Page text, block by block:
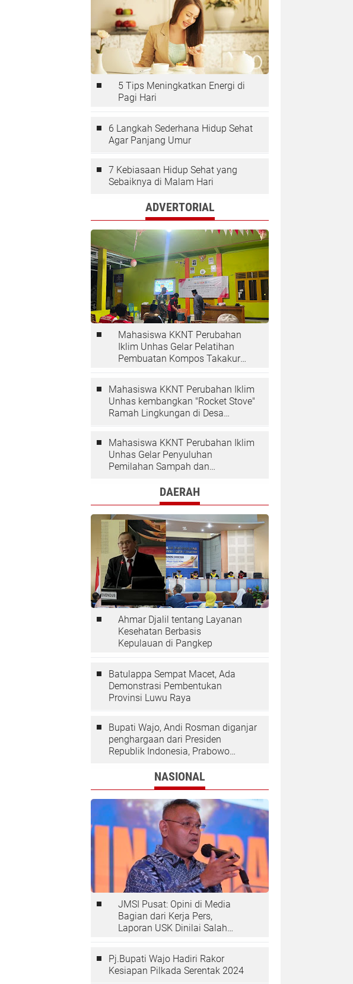
5 Tips Meningkatkan Energi di
Pagi Hari
6 Langkah Sederhana Hidup Sehat
Agar Panjang Umur
7 Kebiasaan Hidup Sehat yang
Sebaiknya di Malam Hari
ADVERTORIAL
Mahasiswa KKNT Perubahan
Iklim Unhas Gelar Pelatihan
Pembuatan Kompos Takakura
Mahasiswa KKNT Perubahan Iklim
Unhas kembangkan "Rocket Stove"
Ramah Lingkungan di Desa
Mahasiswa KKNT Perubahan Iklim
Unhas Gelar Penyuluhan
Pemilahan Sampah dan
Desa KalolingDAERAH
Ahmar Djalil tentang Layanan
Kesehatan Berbasis
Kepulauan di Pangkep
Batulappa Sempat Macet, Ada
Demonstrasi Pembentukan
Provinsi Luwu Raya
Bupati Wajo, Andi Rosman diganjar
penghargaan dari Presiden
Republik Indonesia, Prabowo
NASIONAL
JMSI Pusat: Opini di Media
Bagian dari Kerja Pers,
Laporan USK Dinilai Salah
Pj.Bupati Wajo Hadiri Rakor
Kesiapan Pilkada Serentak 2024